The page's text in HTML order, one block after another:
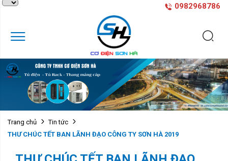
0982968786
Trang chủ
Tin tức
THƯ CHÚC TẾT BAN LÃNH ĐẠO CÔNG TY SƠN HÀ 2019